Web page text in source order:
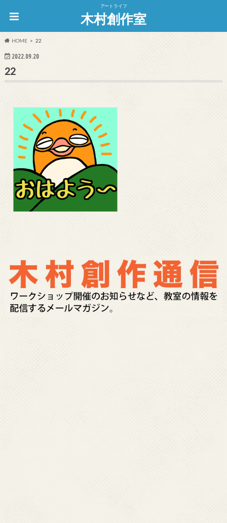
アートライフ
木村創作室
HOME 22
2022.09.20
22